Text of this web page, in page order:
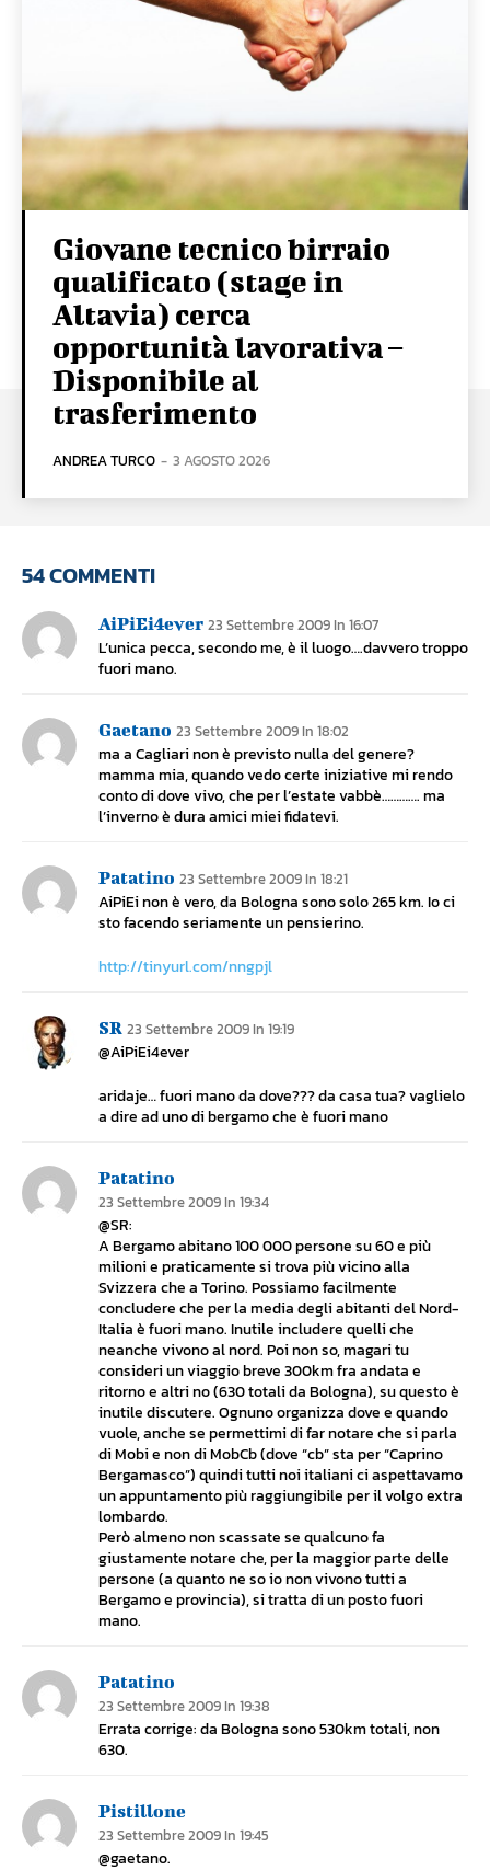
Giovane tecnico birraio
qualificato (stage in
Altavia) cerca
opportunità lavorativa –
Disponibile al
trasferimento
ANDREA TURCO - 3 AGOSTO 2026
54 COMMENTI
AiPiEi4ever 23 Settembre 2009 In 16:07
L’unica pecca, secondo me, è il luogo….davvero troppo
fuori mano.
Gaetano 23 Settembre 2009 In 18:02
ma a Cagliari non è previsto nulla del genere?
mamma mia, quando vedo certe iniziative mi rendo
conto di dove vivo, che per l’estate vabbè…………. ma
l’inverno è dura amici miei fidatevi.
Patatino 23 Settembre 2009 In 18:21
AiPiEi non è vero, da Bologna sono solo 265 km. Io ci
sto facendo seriamente un pensierino.
http://tinyurl.com/nngpjl
SR 23 Settembre 2009 In 19:19
@AiPiEi4ever
aridaje… fuori mano da dove??? da casa tua? vaglielo
a dire ad uno di bergamo che è fuori mano
Patatino
23 Settembre 2009 In 19:34
@SR:
A Bergamo abitano 100 000 persone su 60 e più
milioni e praticamente si trova più vicino alla
Svizzera che a Torino. Possiamo facilmente
concludere che per la media degli abitanti del Nord-
Italia è fuori mano. Inutile includere quelli che
neanche vivono al nord. Poi non so, magari tu
consideri un viaggio breve 300km fra andata e
ritorno e altri no (630 totali da Bologna), su questo è
inutile discutere. Ognuno organizza dove e quando
vuole, anche se permettimi di far notare che si parla
di Mobi e non di MobCb (dove “cb” sta per “Caprino
Bergamasco”) quindi tutti noi italiani ci aspettavamo
un appuntamento più raggiungibile per il volgo extra
lombardo.
Però almeno non scassate se qualcuno fa
giustamente notare che, per la maggior parte delle
persone (a quanto ne so io non vivono tutti a
Bergamo e provincia), si tratta di un posto fuori
mano.
Patatino
23 Settembre 2009 In 19:38
Errata corrige: da Bologna sono 530km totali, non
630.
Pistillone
23 Settembre 2009 In 19:45
@gaetano.